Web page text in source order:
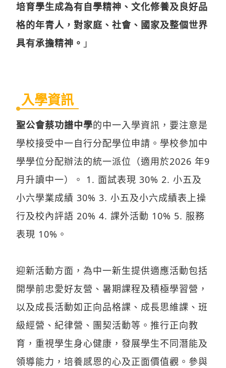
格的年青人，對家庭、社會、國家及整個世界
具有承擔精神。」
聖公會蔡功譜中學
學校接受中一自行分配學位申請。學校參加中
學學位分配辦法的統一派位（適用於2026 年9
月升讀中一）。 1. 面試表現 30% 2. 小五及
小六學業成績 30% 3. 小五及小六成績表上操
行及校內評語 20% 4. 課外活動 10% 5. 服務
表現 10%。
開學前忠愛好友營、暑期課程及積極學習營，
以及成長活動如正向品格課、成長思維課、班
級經營、紀律營、團契活動等。推行正向教
育，重視學生身心健康，發展學生不同潛能及
領導能力，培養感恩的心及正面價值觀。參與
賽馬會「樂天心澄」靜觀校園文化行動，成為